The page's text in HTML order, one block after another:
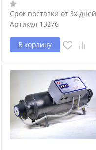
Срок поставки от 3х дней
Артикул 13276
В корзину